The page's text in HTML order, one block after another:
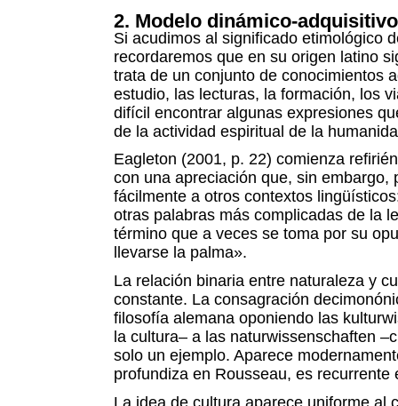
2. Modelo dinámico-adquisitivo
Si acudimos al significado etimológico
recordaremos que en su origen latino
trata de un conjunto de conocimientos
estudio, las lecturas, la formación, los
difícil encontrar algunas expresiones
de la actividad espiritual de la
Eagleton (2001, p. 22) comienza
con una apreciación que, sin embargo,
fácilmente a otros contextos
otras palabras más complicadas de la
término que a veces se toma por su
llevarse la palma».
La relación binaria entre naturaleza y
constante. La consagración
filosofía alemana oponiendo las
la cultura– a las naturwissenschaften
solo un ejemplo. Aparece
profundiza en Rousseau, es recurrente
La idea de cultura aparece uniforme al